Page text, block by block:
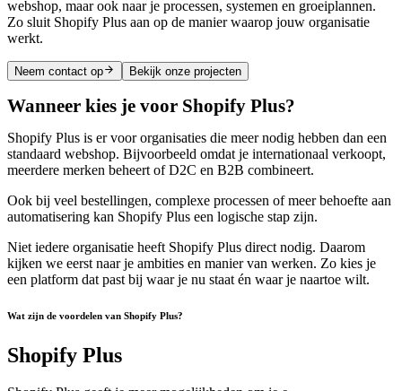
webshop, maar ook naar je processen, systemen en groeiplannen.
Zo sluit Shopify Plus aan op de manier waarop jouw organisatie
werkt.
Neem contact op Bekijk onze projecten
Wanneer kies je voor Shopify Plus?
Shopify Plus is er voor organisaties die meer nodig hebben dan een
standaard webshop. Bijvoorbeeld omdat je internationaal verkoopt,
meerdere merken beheert of D2C en B2B combineert.
Ook bij veel bestellingen, complexe processen of meer behoefte aan
automatisering kan Shopify Plus een logische stap zijn.
Niet iedere organisatie heeft Shopify Plus direct nodig. Daarom
kijken we eerst naar je ambities en manier van werken. Zo kies je
een platform dat past bij waar je nu staat én waar je naartoe wilt.
Wat zijn de voordelen van Shopify Plus?
Shopify Plus